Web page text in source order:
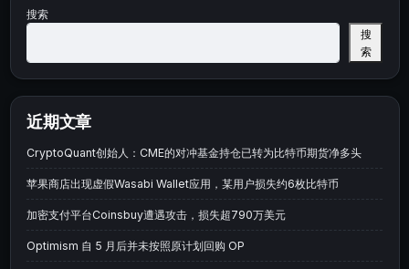
搜索
搜
索
近期文章
CryptoQuant创始人：CME的对冲基金持仓已转为比特币期货净多头
苹果商店出现虚假Wasabi Wallet应用，某用户损失约6枚比特币
加密支付平台Coinsbuy遭遇攻击，损失超790万美元
Optimism 自 5 月后并未按照原计划回购 OP